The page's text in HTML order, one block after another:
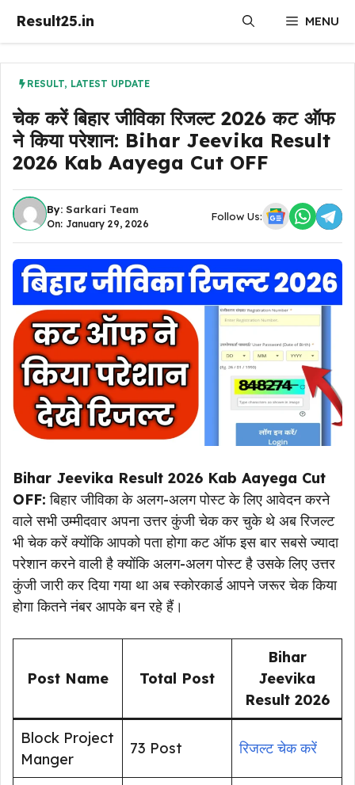
Result25.in MENU
RESULT, LATEST UPDATE
चेक करें बिहार जीविका रिजल्ट 2026 कट ऑफ
ने किया परेशान: Bihar Jeevika Result
2026 Kab Aayega Cut OFF
By: Sarkari Team
On: January 29, 2026
Follow Us:
Bihar Jeevika Result 2026 Kab Aayega Cut
OFF: बिहार जीविका के अलग-अलग पोस्ट के लिए आवेदन करने
वाले सभी उम्मीदवार अपना उत्तर कुंजी चेक कर चुके थे अब रिजल्ट
भी चेक करें क्योंकि आपको पता होगा कट ऑफ इस बार सबसे ज्यादा
परेशान करने वाली है क्योंकि अलग-अलग पोस्ट है उसके लिए उत्तर
कुंजी जारी कर दिया गया था अब स्कोरकार्ड आपने जरूर चेक किया
होगा कितने नंबर आपके बन रहे हैं।
Post Name Total Post
Bihar
Jeevika
Result 2026
Block Project
Manger
73 Post रिजल्ट चेक करें